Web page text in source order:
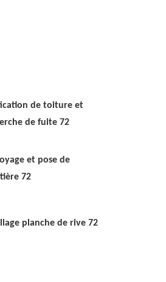
de toiture et
de fuite 72
et pose de
72
planche de rive 72